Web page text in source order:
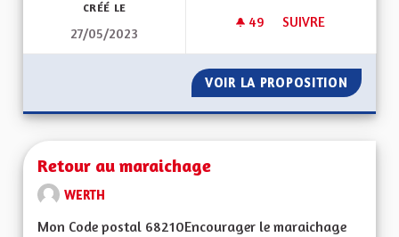
CRÉÉ LE
27/05/2023
49 49 ABONNÉS
SUIVRE
VOIR LA PROPOSITION
Retour au maraichage
WERTH
Mon Code postal 68210Encourager le maraichage